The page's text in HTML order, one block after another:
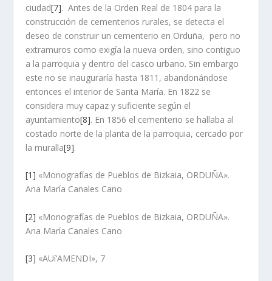
ciudad[7]. Antes de la Orden Real de 1804 para la
construcción de cementerios rurales, se detecta el
deseo de construir un cementerio en Orduña, pero no
extramuros como exigí­a la nueva orden, sino contiguo
a la parroquia y dentro del casco urbano. Sin embargo
este no se inaugurarí­a hasta 1811, abandonándose
entonces el interior de Santa Marí­a. En 1822 se
considera muy capaz y suficiente según el
ayuntamiento[8]. En 1856 el cementerio se hallaba al
costado norte de la planta de la parroquia, cercado por
la muralla[9].
[1] «Monografí­as de Pueblos de Bizkaia, ORDUÑA».
Ana Marí­a Canales Cano
[2] «Monografí­as de Pueblos de Bizkaia, ORDUÑA».
Ana Marí­a Canales Cano
[3] «AUí‘AMENDI», 7